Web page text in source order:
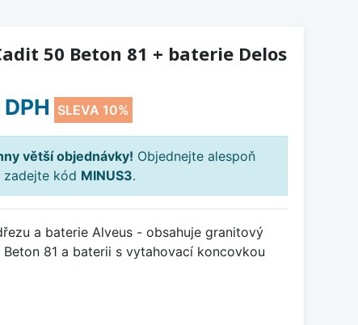
50 Beton 81 + baterie Delos
DPH SLEVA 10%
větší objednávky! Objednejte alespoň
zadejte kód MINUS3.
a baterie Alveus - obsahuje granitový
81 a baterii s vytahovací koncovkou